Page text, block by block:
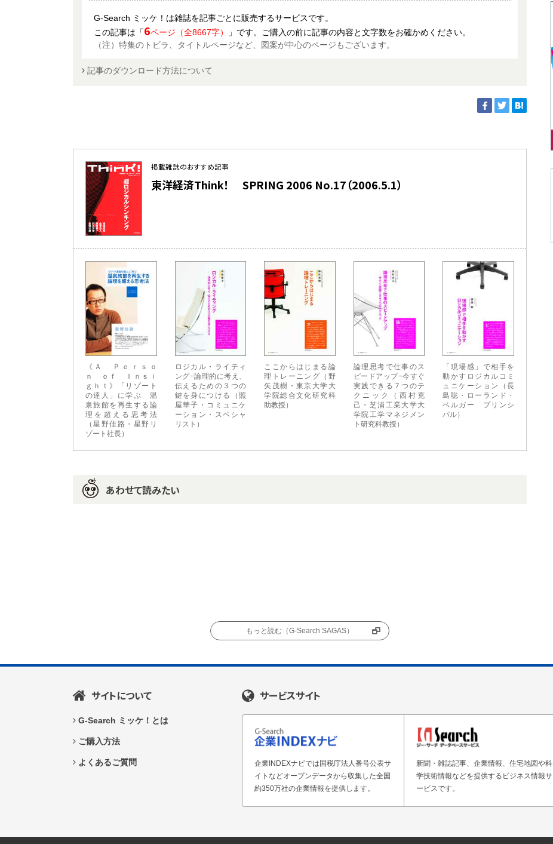
G-Search ミッケ！は雑誌を記事ごとに販売するサービスです。
この記事は「6ページ（全8667字）
」です。ご購入の前に記事の内容と文字数をお確かめください。
（注）特集のトビラ、タイトルページなど、図案が中心のページもございます。
記事のダウンロード方法について
掲載雑誌のおすすめ記事
東洋経済Think！ SPRING 2006 No.17（2006.5.1）
《Ａ Ｐｅｒｓｏ
ｎ ｏｆ Ｉｎｓｉ
ｇｈｔ》「リゾート
の達人」に学ぶ 温
泉旅館を再生する論
理を超える思考法
（星野佳路・星野リ
ゾート社長）
ロジカル・ライティ
ング−論理的に考え、
伝えるための３つの
鍵を身につける（照
屋華子・コミュニケ
ーション・スペシャ
リスト）
ここからはじまる論
理トレーニング（野
矢茂樹・東京大学大
学院総合文化研究科
助教授）
論理思考で仕事のス
ピードアップ−今すぐ
実践できる７つのテ
クニック（西村克
己・芝浦工業大学大
学院工学マネジメン
ト研究科教授）
「現場感」で相手を
動かすロジカルコミ
ュニケーション（長
島聡・ローランド・
ベルガー プリンシ
パル）
あわせて読みたい
もっと読む（G-Search SAGAS）
サイトについて
G-Search ミッケ！とは
ご購入方法
よくあるご質問
サービスサイト
企業INDEXナビでは国税庁法人番号公表サ
イトなどオープンデータから収集した全国
約350万社の企業情報を提供します。
新聞・雑誌記事、企業情報、住宅地図や科
学技術情報などを提供するビジネス情報サ
ービスです。